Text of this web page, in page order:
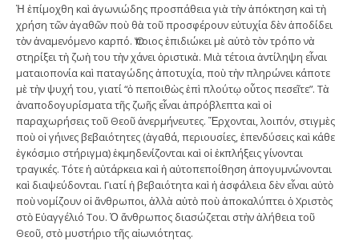
Ἡ ἐπίμοχθη καὶ ἀγωνιώδης προσπάθεια γιὰ τὴν ἀπόκτηση καὶ τὴ
χρήση τῶν ἀγαθῶν ποὺ θὰ τοῦ προσφέρουν εὐτυχία δὲν ἀποδίδει
τὸν ἀναμενόμενο καρπό. Ὅποιος ἐπιδιώκει μὲ αὐτὸ τὸν τρόπο νὰ
στηρίξει τὴ ζωὴ του τὴν χάνει ὁριστικὰ. Μιὰ τέτοια ἀντίληψη εἶναι
ματαιοπονία καὶ παταγώδης ἀποτυχία, ποὺ τὴν πληρώνει κάποτε
μὲ τὴν ψυχή του, γιατί “ὁ πεποιθὼς ἐπὶ πλούτῳ οὗτος πεσεῖτε”. Τὰ
ἀναποδογυρίσματα τῆς ζωῆς εἶναι ἀπρόβλεπτα καὶ οἱ
παραχωρήσεις τοῦ Θεοῦ ἀνερμήνευτες. Ἔρχονται, λοιπόν, στιγμὲς
ποὺ οἱ γήινες βεβαιότητες (ἀγαθά, περιουσίες, ἐπενδύσεις καὶ κάθε
ἐγκόσμιο στήριγμα) ἐκμηδενίζονται καὶ οἱ ἐκπλήξεις γίνονται
τραγικές. Τότε ἡ αὐτάρκεια καὶ ἡ αὐτοπεποίθηση ἀπογυμνώνονται
καὶ διαψεύδονται. Γιατί ἡ βεβαιότητα καὶ ἡ ἀσφάλεια δὲν εἶναι αὐτὸ
ποὺ νομίζουν οἱ ἄνθρωποι, ἀλλὰ αὐτὸ ποὺ ἀποκαλύπτει ὁ Χριστὸς
στὸ Εὐαγγέλιό Του. Ὁ ἄνθρωπος διασώζεται στὴν ἀλήθεια τοῦ
Θεοῦ, στὸ μυστήριο τῆς αἰωνιότητας.